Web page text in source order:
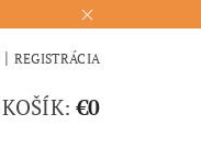
| REGISTRÁCIA
KOŠÍK: €0